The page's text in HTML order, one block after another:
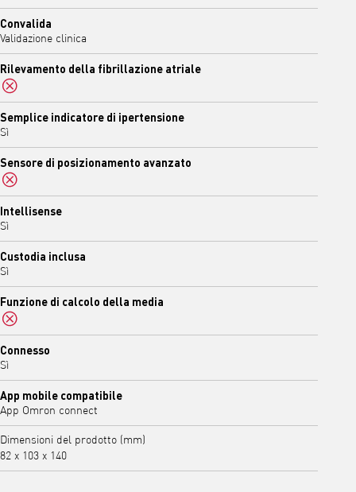
Convalida
Validazione clinica
Rilevamento della fibrillazione atriale
No
Semplice indicatore di ipertensione
Sì
Sensore di posizionamento avanzato
No
Intellisense
Sì
Custodia inclusa
Sì
Funzione di calcolo della media
No
Connesso
Sì
App mobile compatibile
App Omron connect
Dimensioni del prodotto (mm)
82 x 103 x 140